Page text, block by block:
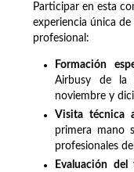
Participar en esta
experiencia única
profesional:
Formación
Airbusy de la
noviembre y
Visita técnica
primera mano
profesionales
Evaluación